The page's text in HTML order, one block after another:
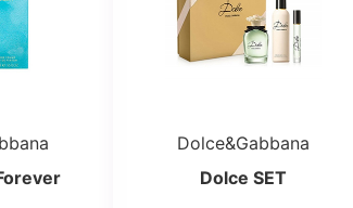
Dolce&Gabbana
Dolce SET